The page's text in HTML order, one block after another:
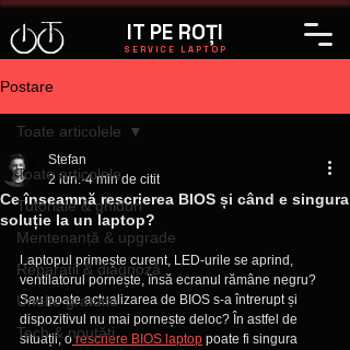
IT PE ROȚI
SERVICE LAPTOP
Postare
Toate articolele
Tutoriale & ghiduri
Mentenanță & upgrade
Reparații & diagnoză
Unelte gratuite
Tech & noutăți
Toate articolele
Ce înseamnă rescrierea BIOS și când e singura
soluție la un laptop?
Stefan
2 iun. 4 min de citit
Laptopul primește curent, LED-urile se aprind,
ventilatorul pornește, însă ecranul rămâne negru?
Sau poate actualizarea de BIOS s-a întrerupt și
dispozitivul nu mai pornește deloc? În astfel de
situații, o rescriere BIOS laptop poate fi singura